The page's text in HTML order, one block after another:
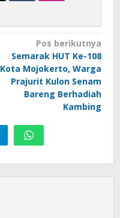
Pos berikutnya
Semarak HUT Ke-108
Kota Mojokerto, Warga
Prajurit Kulon Senam
Bareng Berhadiah
Kambing